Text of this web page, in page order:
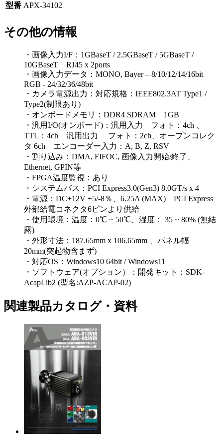
型番 APX-34102
その他の情報
・画像入力I/F：1GBaseT / 2.5GBaseT / 5GBaseT /
10GBaseT RJ45 x 2ports
・画像入力データ：MONO, Bayer – 8/10/12/14/16bit
RGB - 24/32/36/48bit
・カメラ電源出力：対応規格：IEEE802.3AT Type1 /
Type2(制限あり)
・オンボードメモリ：DDR4 SDRAM 1GB
・汎用I/O(オンボード)：汎用入力 フォト：4ch 、
TTL：4ch 汎用出力 フォト：2ch、オープンコレク
タ 6ch エンコーダー入力：A, B, Z, RSV
・割り込み：DMA, FIFOC, 画像入力開始/終了、
Ethernet, GPIN等
・FPGA温度監視：あり
・システムバス：PCI Express3.0(Gen3) 8.0GT/s x 4
・電源：DC+12V +5/-8％、6.25A (MAX) PCI Express
外部給電コネクタ6ピンより供給
・使用環境：温度：0℃ ~ 50℃、湿度： 35 ~ 80% (無結
露)
・外形寸法：187.65mm x 106.65mm 、パネル幅
20mm(突起物含まず)
・対応OS：Windows10 64bit / Windows11
・ソフトウェア(オプション）：開発キット：SDK-
AcapLib2 (型名:AZP-ACAP-02)
関連製品カタログ・資料